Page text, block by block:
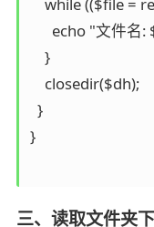
echo "文件名:
    }
    closedir($dh);
  }
}
三、读取文件夹